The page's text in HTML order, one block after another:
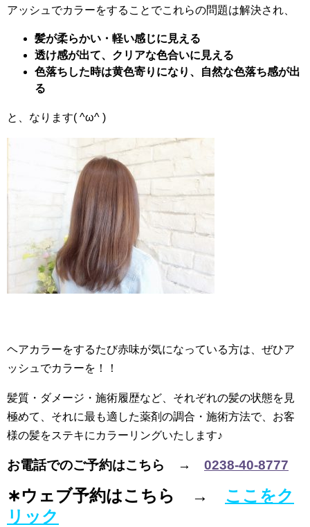
アッシュでカラーをすることでこれらの問題は解決され、
髪が柔らかい・軽い感じに見える
透け感が出て、クリアな色合いに見える
色落ちした時は黄色寄りになり、自然な色落ち感が出
る
と、なります( ^ω^ )
ヘアカラーをするたび赤味が気になっている方は、ぜひア
ッシュでカラーを！！
髪質・ダメージ・施術履歴など、それぞれの髪の状態を見
極めて、それに最も適した薬剤の調合・施術方法で、お客
様の髪をステキにカラーリングいたします♪
お電話でのご予約はこちら → 0238-40-8777
∗ウェブ予約はこちら → ここをク
リック